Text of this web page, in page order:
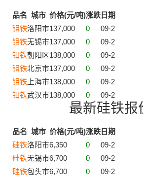
品名 城市 价格(元/吨)涨跌 日期
钼铁洛阳市137,000 0
09-2
钼铁无锡市137,000 0
09-2
钼铁朝阳区138,000 0
09-2
钼铁北京市137,000 0
09-2
钼铁 上海市138,000 0
09-2
钼铁武汉市138,000 0 09-2
最新硅铁报
品名 城市 价格(元/吨)涨跌 日期
硅铁洛阳市6,350 0
09-2
硅铁无锡市6,700 0
09-2
硅铁包头市6,700 0
09-2